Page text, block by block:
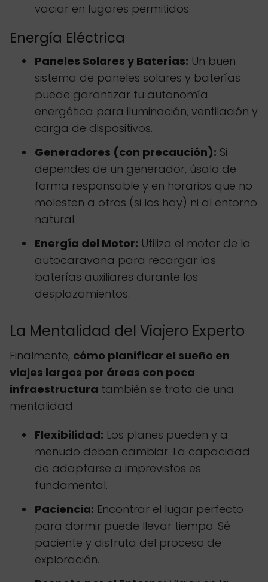
vaciar en lugares permitidos.
Energía Eléctrica
Paneles Solares y Baterías: Un buen
sistema de paneles solares y baterías
puede garantizar tu autonomía
energética para iluminación, ventilación y
carga de dispositivos.
Generadores (con precaución): Si
dependes de un generador, úsalo de
forma responsable y en horarios que no
molesten a otros (si los hay) ni al entorno
natural.
Energía del Motor: Utiliza el motor de la
autocaravana para recargar las
baterías auxiliares durante los
desplazamientos.
La Mentalidad del Viajero Experto
Finalmente, cómo planificar el sueño en
viajes largos por áreas con poca
infraestructura también se trata de una
mentalidad.
Flexibilidad: Los planes pueden y a
menudo deben cambiar. La capacidad
de adaptarse a imprevistos es
fundamental.
Paciencia: Encontrar el lugar perfecto
para dormir puede llevar tiempo. Sé
paciente y disfruta del proceso de
exploración.